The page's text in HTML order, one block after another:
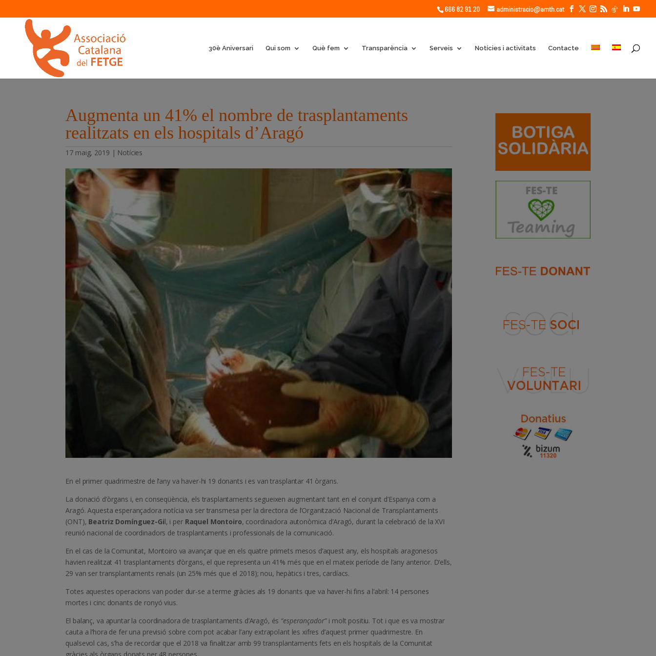
666 82 91 20 administracio@amth.cat
30è Aniversari Qui som Què fem Transparència Serveis Notícies i activitats Contacte
Augmenta un 41% el nombre de trasplantaments
realitzats en els hospitals d’Aragó
17 maig, 2019 | Notícies
En el primer quadrimestre de l’any va haver-hi 19 donants i es van trasplantar 41 òrgans.
La donació d’òrgans i, en conseqüència, els trasplantaments segueixen augmentant tant en el conjunt d’Espanya com a
Aragó. Aquesta esperançadora notícia va ser transmesa per la directora de l’Organització Nacional de Transplantaments
(ONT), Beatriz Domínguez-Gil, i per Raquel Montoiro, coordinadora autonòmica d’Aragó, durant la celebració de la XVI
reunió nacional de coordinadors de trasplantaments i professionals de la comunicació.
En el cas de la Comunitat, Montoiro va avançar que en els quatre primets mesos d’aquest any, els hospitals aragonesos
havien realitzat 41 trasplantaments d’òrgans, el que representa un 41% més que en el mateix període de l’any anterior. D’ells,
29 van ser transplantaments renals (un 25% més que el 2018); nou, hepàtics i tres, cardíacs.
Totes aquestes operacions van poder dur-se a terme gràcies als 19 donants que va haver-hi fins a l’abril: 14 persones
mortes i cinc donants de ronyó vius.
El balanç, va apuntar la coordinadora de trasplantaments d’Aragó, és “esperançador”i molt positiu. Tot i que es va mostrar
cauta a l’hora de fer una previsió sobre com pot acabar l’any extrapolant les xifres d’aquest primer quadrimestre. En
qualsevol cas, s’ha de recordar que el 2018 va finalitzar amb 99 transplantaments fets en els hospitals de la Comunitat